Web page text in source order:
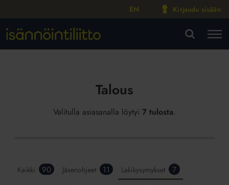
EN Kirjaudu sisään
Talous
Valitulla asiasanalla löytyi 7 tulosta.
Kaikki 90 Jäsenohjeet 11 Lakikysymykset 7